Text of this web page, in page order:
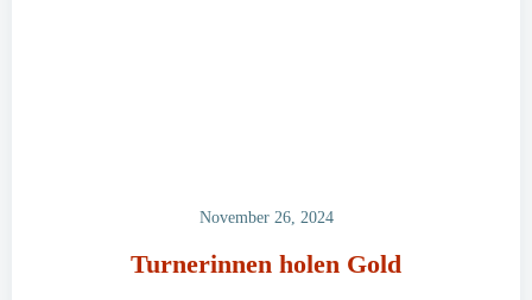
November 26, 2024
Turnerinnen holen Gold